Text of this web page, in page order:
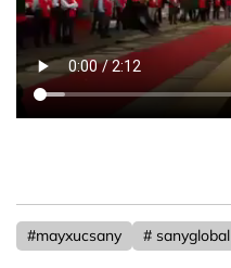
#mayxucsany # sanyglobal